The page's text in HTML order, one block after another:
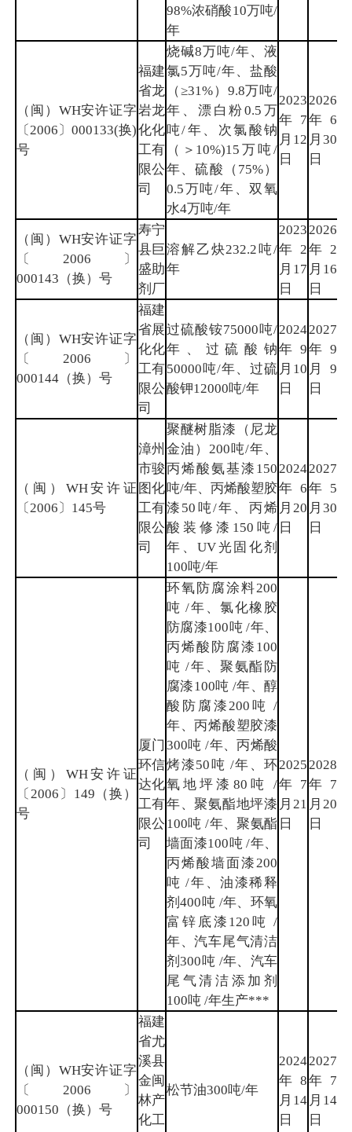
98%浓硝酸10万吨/
年
（闽）WH安许证字
〔2006〕000133(换)
号
福建
省龙
岩龙
化化
工有
限公
司
烧碱8万吨/年、液
氯5万吨/年、盐酸
（≥31%）9.8万吨/
年、漂白粉0.5万
吨/年、次氯酸钠
（＞10%)15万吨/
年、硫酸（75%）
0.5万吨/年、双氧
水4万吨/年
2023
年7
月12
日
2026
年6
月30
日
（闽）WH安许证字
〔2006〕
000143（换）号
寿宁
县巨
盛助
剂厂
溶解乙炔232.2吨/
年
2023
年2
月17
日
2026
年2
月16
日
（闽）WH安许证字
〔2006〕
000144（换）号
福建
省展
化化
工有
限公
司
过硫酸铵75000吨/
年、过硫酸钠
50000吨/年、过硫
酸钾12000吨/年
2024
年9
月10
日
2027
年9
月9
日
（闽）WH安许证
〔2006〕145号
漳州
市骏
图化
工有
限公
司
聚醚树脂漆（尼龙
金油）200吨/年、
丙烯酸氨基漆150
吨/年、丙烯酸塑胶
漆50吨/年、丙烯
酸装修漆150吨/
年、UV光固化剂
100吨/年
2024
年6
月20
日
2027
年5
月30
日
（闽）WH安许证
〔2006〕149（换）
号
厦门
环信
达化
工有
限公
司
环氧防腐涂料200
吨 /年、氯化橡胶
防腐漆100吨 /年、
丙烯酸防腐漆100
吨 /年、聚氨酯防
腐漆100吨 /年、醇
酸防腐漆200吨 /
年、丙烯酸塑胶漆
300吨 /年、丙烯酸
烤漆50吨 /年、环
氧地坪漆80吨 /
年、聚氨酯地坪漆
100吨 /年、聚氨酯
墙面漆100吨 /年、
丙烯酸墙面漆200
吨 /年、油漆稀释
剂400吨 /年、环氧
富锌底漆120吨 /
年、汽车尾气清洁
剂300吨 /年、汽车
尾气清洁添加剂
100吨 /年生产***
2025
年7
月21
日
2028
年7
月20
日
（闽）WH安许证字
〔2006〕
000150（换）号
福建
省尤
溪县
金闽
林产
化工
松节油300吨/年
2024
年8
月14
日
2027
年7
月14
日